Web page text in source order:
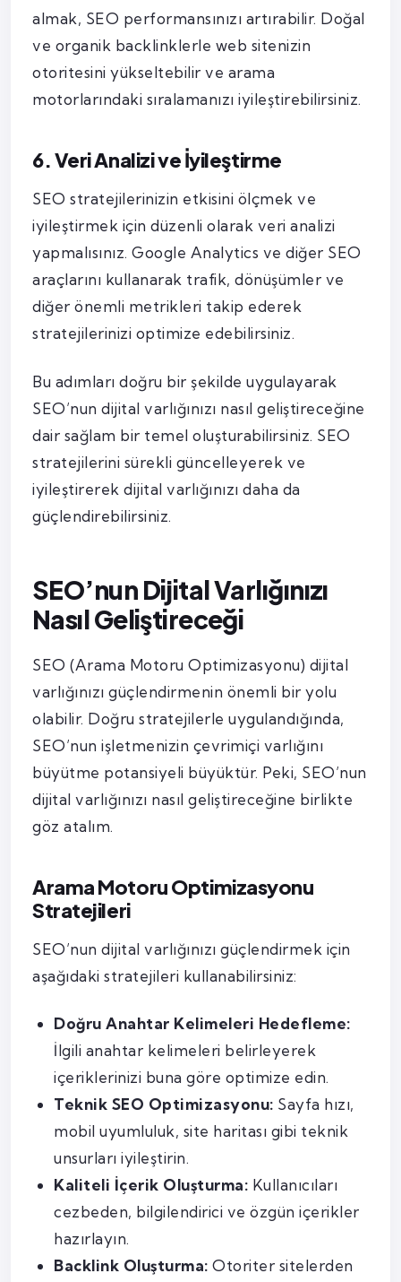
almak, SEO performansınızı artırabilir. Doğal
ve organik backlinklerle web sitenizin
otoritesini yükseltebilir ve arama
motorlarındaki sıralamanızı iyileştirebilirsiniz.
6. Veri Analizi ve İyileştirme
SEO stratejilerinizin etkisini ölçmek ve
iyileştirmek için düzenli olarak veri analizi
yapmalısınız. Google Analytics ve diğer SEO
araçlarını kullanarak trafik, dönüşümler ve
diğer önemli metrikleri takip ederek
stratejilerinizi optimize edebilirsiniz.
Bu adımları doğru bir şekilde uygulayarak
SEO’nun dijital varlığınızı nasıl geliştireceğine
dair sağlam bir temel oluşturabilirsiniz. SEO
stratejilerini sürekli güncelleyerek ve
iyileştirerek dijital varlığınızı daha da
güçlendirebilirsiniz.
SEO’nun Dijital Varlığınızı
Nasıl Geliştireceği
SEO (Arama Motoru Optimizasyonu) dijital
varlığınızı güçlendirmenin önemli bir yolu
olabilir. Doğru stratejilerle uygulandığında,
SEO’nun işletmenizin çevrimiçi varlığını
büyütme potansiyeli büyüktür. Peki, SEO’nun
dijital varlığınızı nasıl geliştireceğine birlikte
göz atalım.
Arama Motoru Optimizasyonu
Stratejileri
SEO’nun dijital varlığınızı güçlendirmek için
aşağıdaki stratejileri kullanabilirsiniz:
Doğru Anahtar Kelimeleri Hedefleme:
İlgili anahtar kelimeleri belirleyerek
içeriklerinizi buna göre optimize edin.
Teknik SEO Optimizasyonu: Sayfa hızı,
mobil uyumluluk, site haritası gibi teknik
unsurları iyileştirin.
Kaliteli İçerik Oluşturma: Kullanıcıları
cezbeden, bilgilendirici ve özgün içerikler
hazırlayın.
Backlink Oluşturma: Otoriter sitelerden